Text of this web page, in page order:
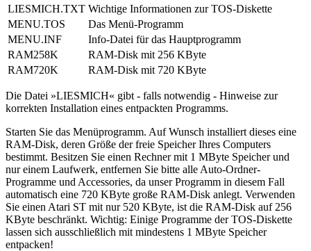
LIESMICH.TXT Wichtige Informationen zur TOS-Diskette
MENU.TOS
Das Menü-Programm
MENU.INF
Info-Datei für das Hauptprogramm
RAM258K
RAM-Disk mit 256 KByte
RAM720K
RAM-Disk mit 720 KByte
Die Datei »LIESMICH« gibt - falls notwendig - Hinweise zur
korrekten Installation eines entpackten Programms.
Starten Sie das Menüprogramm. Auf Wunsch installiert dieses eine
RAM-Disk, deren Größe der freie Speicher Ihres Computers
bestimmt. Besitzen Sie einen Rechner mit 1 MByte Speicher und
nur einem Laufwerk, entfernen Sie bitte alle Auto-Ordner-
Programme und Accessories, da unser Programm in diesem Fall
automatisch eine 720 KByte große RAM-Disk anlegt. Verwenden
Sie einen Atari ST mit nur 520 KByte, ist die RAM-Disk auf 256
KByte beschränkt. Wichtig: Einige Programme der TOS-Diskette
lassen sich ausschließlich mit mindestens 1 MByte Speicher
entpacken!